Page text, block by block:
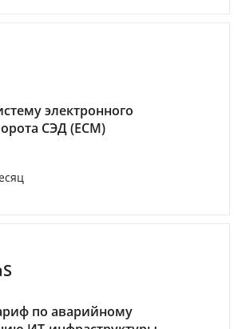
электронного
СЭД (ECM)
по аварийному